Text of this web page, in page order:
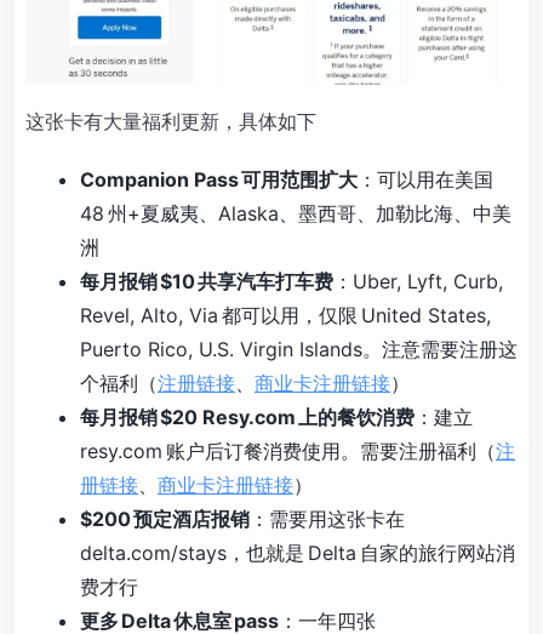
这张卡有大量福利更新，具体如下
Companion Pass 可用范围扩大 ：可以用在美国
48 州+夏威夷、Alaska、墨西哥、加勒比海、中美
洲
每月报销 $10 共享汽车打车费 ：Uber, Lyft, Curb,
Revel, Alto, Via 都可以用，仅限 United States,
Puerto Rico, U.S. Virgin Islands。注意需要注册这
个福利（注册链接 商业卡注册链接）
每月报销 $20 Resy.com 上的餐饮消费 ：建立
resy.com 账户后订餐消费使用。需要注册福利（注
册链接
商业卡注册链接）
$200 预定酒店报销 ：需要用这张卡在
delta.com/stays，也就是 Delta 自家的旅行网站消
费才行
更多 Delta 休息室 pass ：一年四张